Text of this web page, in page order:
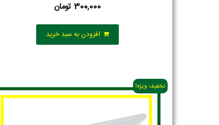
300,000 تومان
افزودن به سبد خرید
تخفیف ویژه!